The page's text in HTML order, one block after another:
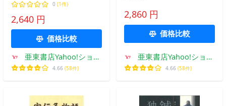
0 (1件)
2,640 円
価格比較
亜東書店Yahoo!ショッ
プ
4.66 (58件)
2,860 円
価格比較
亜東書店Yahoo!ショッ
プ
4.66 (58件)